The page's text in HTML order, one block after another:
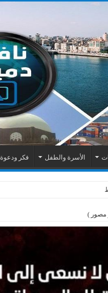
الأسرة والطفل فكر ودعوة
الكهربائية بمنطقة المطرى
مصور )